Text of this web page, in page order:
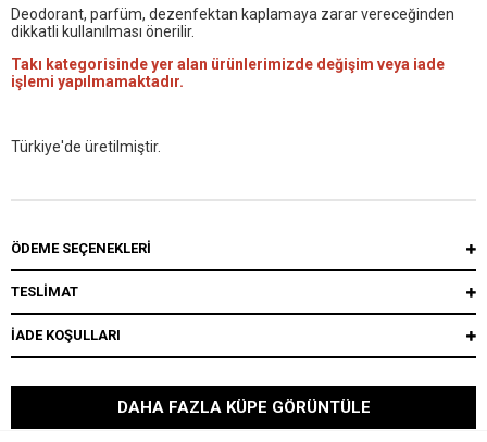
Deodorant, parfüm, dezenfektan kaplamaya zarar vereceğinden
dikkatli kullanılması önerilir.
Takı kategorisinde yer alan ürünlerimizde değişim veya iade
işlemi yapılmamaktadır.
Türkiye'de üretilmiştir.
ÖDEME SEÇENEKLERI
TESLİMAT
İADE KOŞULLARI
DAHA FAZLA KÜPE GÖRÜNTÜLE